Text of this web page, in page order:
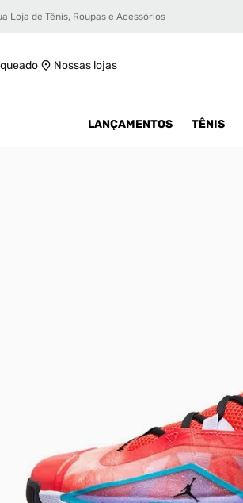
Loja de Tênis, Roupas e Acessórios
Nossas lojas
LANÇAMENTOS TÊNIS
Jordan One Take 3 Masculino